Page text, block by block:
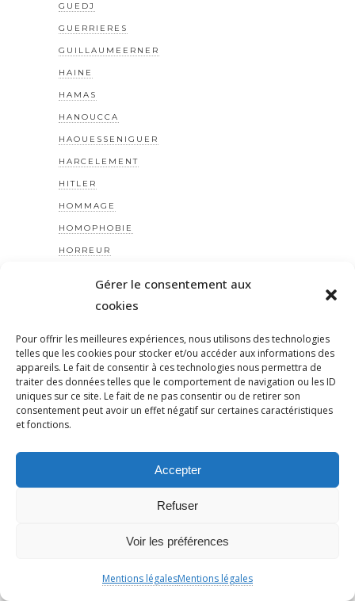
Gérer le consentement aux
cookies
Pour offrir les meilleures expériences, nous utilisons des technologies
telles que les cookies pour stocker et/ou accéder aux informations des
appareils. Le fait de consentir à ces technologies nous permettra de
traiter des données telles que le comportement de navigation ou les ID
uniques sur ce site. Le fait de ne pas consentir ou de retirer son
consentement peut avoir un effet négatif sur certaines caractéristiques
et fonctions.
Accepter
Refuser
Voir les préférences
Mentions légalesMentions légales
GUEDJ
GUERRIERES
GUILLAUMEERNER
HAINE
HAMAS
HANOUCCA
HAOUESSENIGUER
HARCELEMENT
HITLER
HOMMAGE
HOMOPHOBIE
HORREUR
HYPERCACHER
IDENTITÉ
ILAN HALIMI
ILANHALIMI
IMA
IMMIGRATION
INSURRECTION